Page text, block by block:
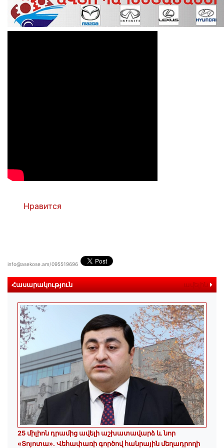
Нравится
info@asekose.am/095519696
Հասարակություն ավելին
25 միլիոն դրամից ավելի աշխատավարձ և նոր
«Տոյոտա»․ Վեհափառի գործով հանրային մեղադրողի